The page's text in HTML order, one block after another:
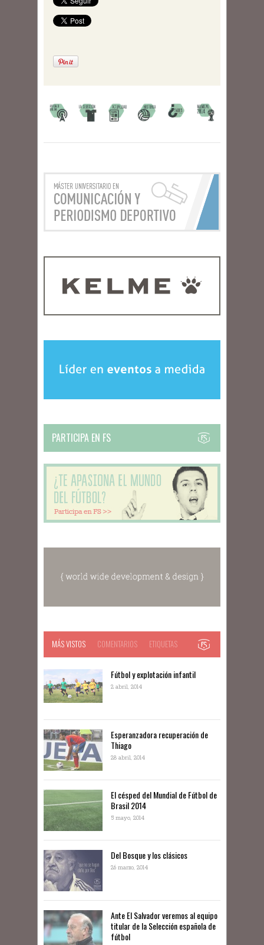
PARTICIPA EN FS
MÁS VISTOS COMENTARIOS ETIQUETAS
Fútbol y explotación infantil
2 abril, 2014
Esperanzadora recuperación de
Thiago
28 abril, 2014
El césped del Mundial de Fútbol de
Brasil 2014
5 mayo, 2014
Del Bosque y los clásicos
26 marzo, 2014
Ante El Salvador veremos al equipo
titular de la Selección española de
fútbol